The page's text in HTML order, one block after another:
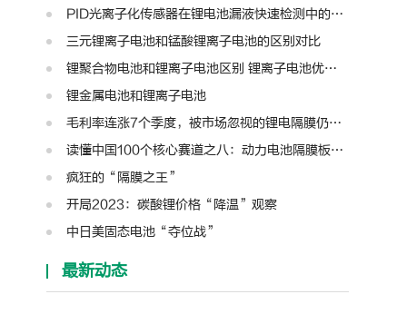
PID光离子化传感器在锂电池漏液快速检测中的应用
三元锂离子电池和锰酸锂离子电池的区别对比
锂聚合物电池和锂离子电池区别 锂离子电池优缺点和充电注意
锂金属电池和锂离子电池
毛利率连涨7个季度，被市场忽视的锂电隔膜仍是盈利王者？| 见智研究
读懂中国100个核心赛道之八：动力电池隔膜板块分析图谱
疯狂的“隔膜之王”
开局2023：碳酸锂价格“降温”观察
中日美固态电池“夺位战”
最新动态